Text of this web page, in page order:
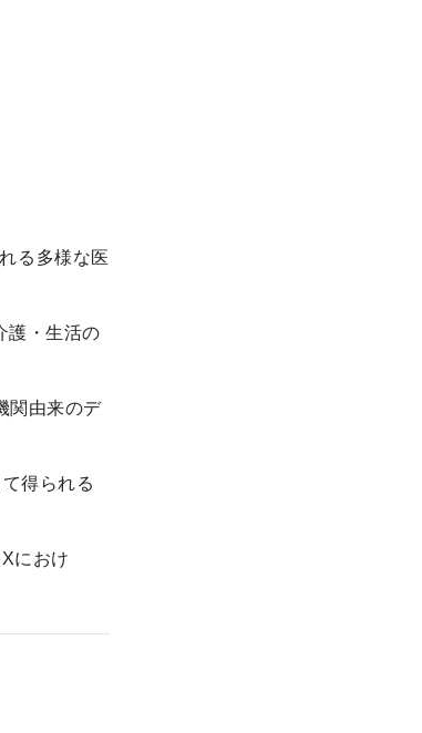
る多様な医
護・生活の
関由来のデ
得られる
におけ